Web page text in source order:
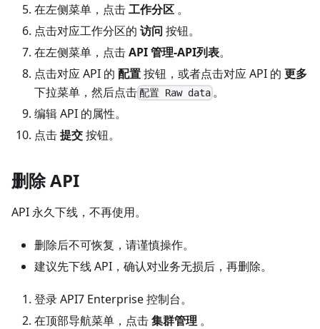
在左侧菜单，点击工作分区 。
点击对应工作分区的 访问 按钮。
在左侧菜单，点击API 管理-API列表。
点击对应 API 的 配置按钮，或者点击对应 API 的 更多
下拉菜单，然后点击配置 Raw data 。
编辑 API 的属性。
点击提交按钮。
删除 API
API 永久下线，不再使用。
删除后不可恢复，请谨慎操作。
建议先下线 API，确认对业务无损后，再删除。
登录 API7 Enterprise 控制台。
在顶部导航菜单，点击集群管理 。